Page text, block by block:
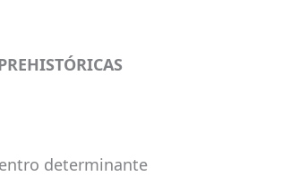
determinante